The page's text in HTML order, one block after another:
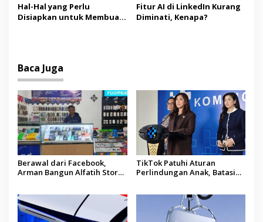
Hal-Hal yang Perlu
Disiapkan untuk Membuat
Fitur AI di LinkedIn Kurang
Diminati, Kenapa?
Baca Juga
Berawal dari Facebook,
Arman Bangun Alfatih Store
TikTok Patuhi Aturan
Perlindungan Anak, Batasi